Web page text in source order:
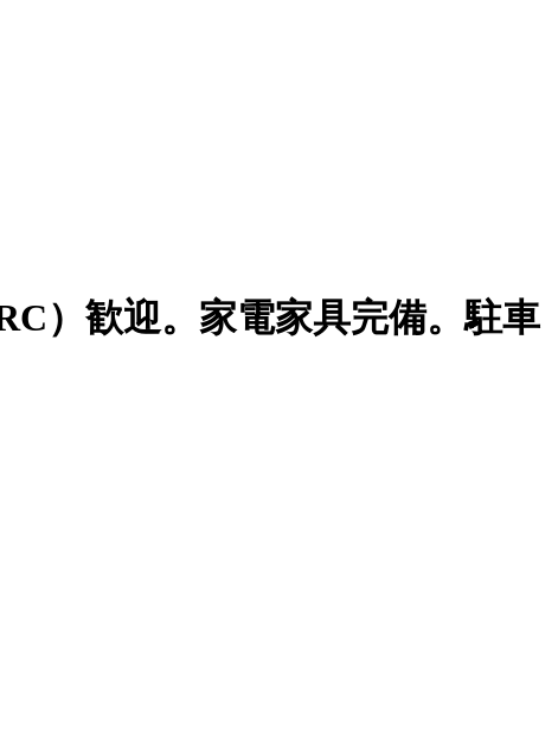
）歓迎。家電家具完備。駐車